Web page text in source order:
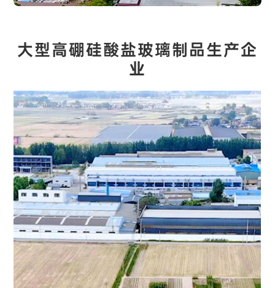
大型高硼硅酸盐玻璃制品生产企
业